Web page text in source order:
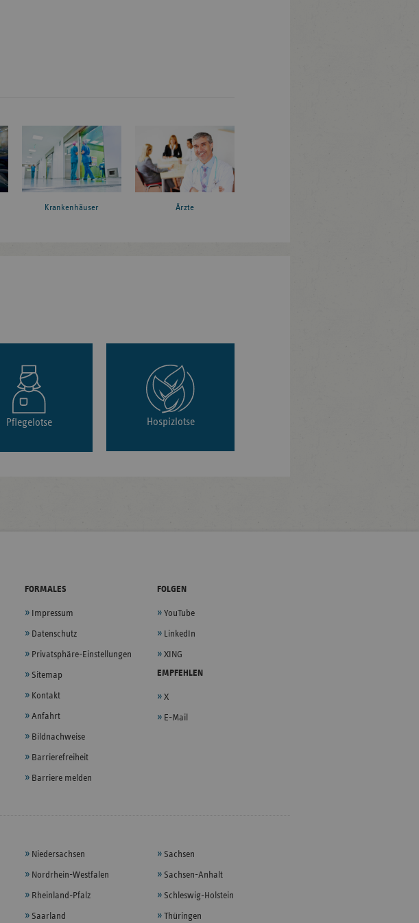
Krankenhäuser Ärzte
Pflegelotse Hospizlotse
FORMALES
Impressum
Datenschutz
Privatsphäre-Einstellungen
Sitemap
Kontakt
Anfahrt
Bildnachweise
Barrierefreiheit
Barriere melden
FOLGEN
YouTube
LinkedIn
XING
EMPFEHLEN
X
E-Mail
Niedersachsen
Nordrhein-Westfalen
Rheinland-Pfalz
Saarland
Sachsen
Sachsen-Anhalt
Schleswig-Holstein
Thüringen